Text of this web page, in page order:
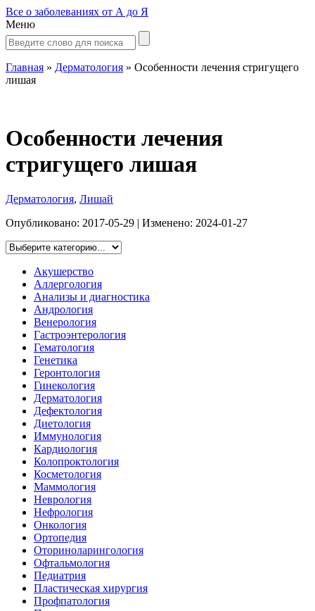
Все о заболеваниях от А до Я
Меню
Главная » Дерматология » Особенности лечения стригущего
лишая
Особенности лечения
стригущего лишая
Дерматология, Лишай
Опубликовано: 2017-05-29 | Изменено: 2024-01-27
Акушерство
Аллергология
Анализы и диагностика
Андрология
Венерология
Гастроэнтерология
Гематология
Генетика
Геронтология
Гинекология
Дерматология
Дефектология
Диетология
Иммунология
Кардиология
Колопроктология
Косметология
Маммология
Неврология
Нефрология
Онкология
Ортопедия
Оториноларингология
Офтальмология
Педиатрия
Пластическая хирургия
Профпатология